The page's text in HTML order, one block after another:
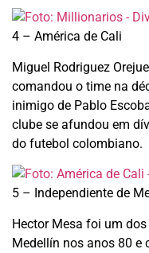
4 – América de Cali
Miguel Rodriguez
comandou o time na
inimigo de Pablo
clube se afundou em
do futebol colombiano.
5 – Independiente de
Hector Mesa foi um
Medellín nos anos 80 e